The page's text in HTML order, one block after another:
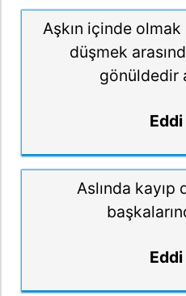
Aşkın içinde olmak
düşmek
gönüldedir
Aslında